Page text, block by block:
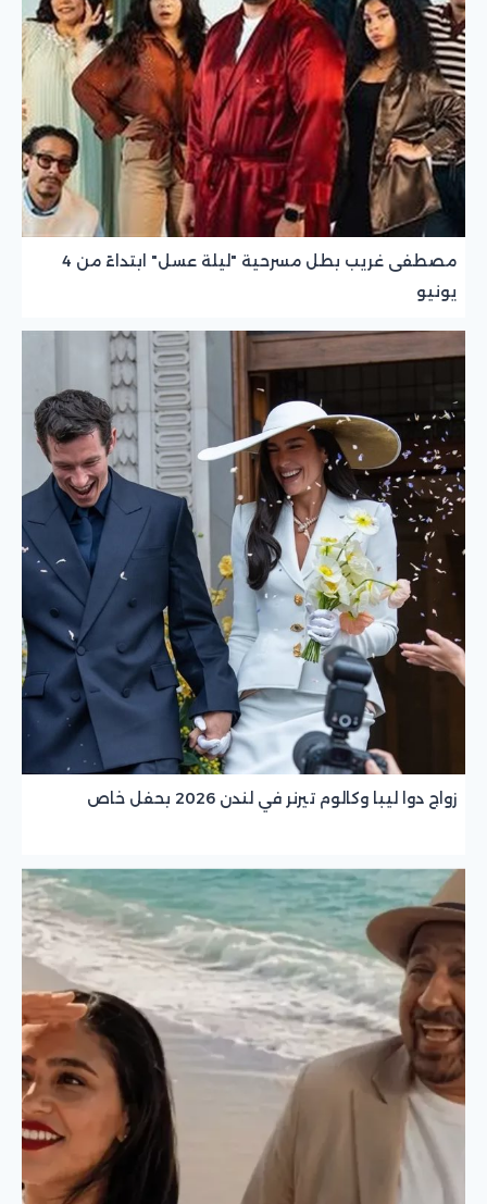
مصطفى غريب بطل مسرحية "ليلة عسل" ابتداءً من 4
يونيو
زواج دوا ليبا وكالوم تيرنر في لندن 2026 بحفل خاص